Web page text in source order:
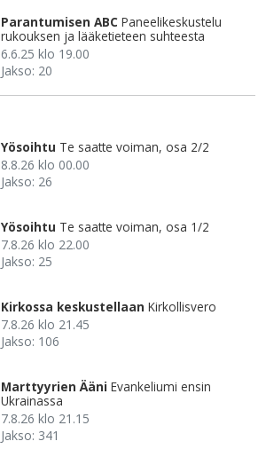
Parantumisen ABC Paneelikeskustelu
rukouksen ja lääketieteen suhteesta
6.6.25 klo 19.00
Jakso: 20
Yösoihtu Te saatte voiman, osa 2/2
8.8.26 klo 00.00
Jakso: 26
Yösoihtu Te saatte voiman, osa 1/2
7.8.26 klo 22.00
Jakso: 25
Kirkossa keskustellaan Kirkollisvero
7.8.26 klo 21.45
Jakso: 106
Marttyyrien Ääni Evankeliumi ensin
Ukrainassa
7.8.26 klo 21.15
Jakso: 341